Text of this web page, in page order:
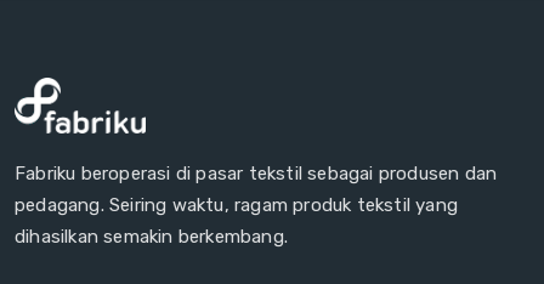
Fabriku beroperasi di pasar tekstil sebagai produsen dan
pedagang. Seiring waktu, ragam produk tekstil yang
dihasilkan semakin berkembang.